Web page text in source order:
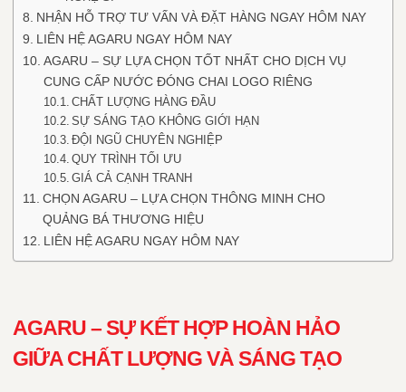
NHẬN HỖ TRỢ TƯ VẤN VÀ ĐẶT HÀNG NGAY HÔM NAY
LIÊN HỆ AGARU NGAY HÔM NAY
AGARU – SỰ LỰA CHỌN TỐT NHẤT CHO DỊCH VỤ
CUNG CẤP NƯỚC ĐÓNG CHAI LOGO RIÊNG
CHẤT LƯỢNG HÀNG ĐẦU
SỰ SÁNG TẠO KHÔNG GIỚI HẠN
ĐỘI NGŨ CHUYÊN NGHIỆP
QUY TRÌNH TỐI ƯU
GIÁ CẢ CẠNH TRANH
CHỌN AGARU – LỰA CHỌN THÔNG MINH CHO
QUẢNG BÁ THƯƠNG HIỆU
LIÊN HỆ AGARU NGAY HÔM NAY
AGARU – SỰ KẾT HỢP HOÀN HẢO
GIỮA CHẤT LƯỢNG VÀ SÁNG TẠO